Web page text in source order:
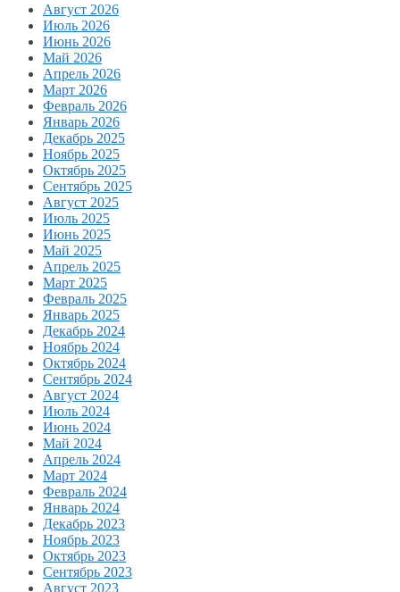
Август 2026
Июль 2026
Июнь 2026
Май 2026
Апрель 2026
Март 2026
Февраль 2026
Январь 2026
Декабрь 2025
Ноябрь 2025
Октябрь 2025
Сентябрь 2025
Август 2025
Июль 2025
Июнь 2025
Май 2025
Апрель 2025
Март 2025
Февраль 2025
Январь 2025
Декабрь 2024
Ноябрь 2024
Октябрь 2024
Сентябрь 2024
Август 2024
Июль 2024
Июнь 2024
Май 2024
Апрель 2024
Март 2024
Февраль 2024
Январь 2024
Декабрь 2023
Ноябрь 2023
Октябрь 2023
Сентябрь 2023
Август 2023